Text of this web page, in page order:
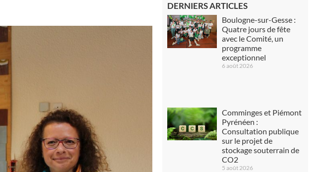
DERNIERS ARTICLES
Boulogne-sur-Gesse :
Quatre jours de fête
avec le Comité, un
programme
exceptionnel
6 août 2026
Comminges et Piémont
Pyrénéen :
Consultation publique
sur le projet de
stockage souterrain de
CO2
5 août 2026